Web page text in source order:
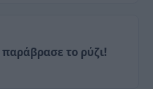
παράβρασε το ρύζι!